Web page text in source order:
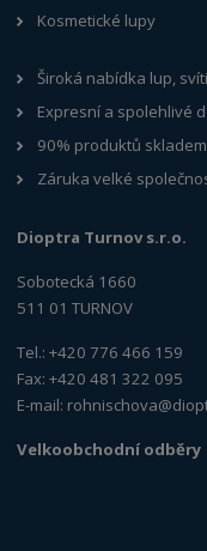
Kosmetické lupy
Široká nabídka lup,
Expresní a spolehlivé
90% produktů skladem
Záruka velké
Dioptra Turnov s.r.o.
Sobotecká 1660
511 01 TURNOV
Tel.: +420 776 466 159
Fax: +420 481 322 095
E-mail:
Velkoobchodní odběry